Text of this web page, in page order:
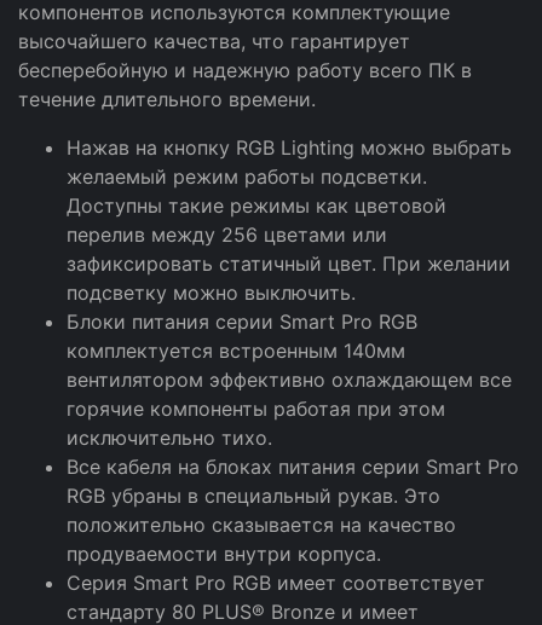
компонентов используются комплектующие
высочайшего качества, что гарантирует
бесперебойную и надежную работу всего ПК в
течение длительного времени.
Нажав на кнопку RGB Lighting можно выбрать
желаемый режим работы подсветки.
Доступны такие режимы как цветовой
перелив между 256 цветами или
зафиксировать статичный цвет. При желании
подсветку можно выключить.
Блоки питания серии Smart Pro RGB
комплектуется встроенным 140мм
вентилятором эффективно охлаждающем все
горячие компоненты работая при этом
исключительно тихо.
Все кабеля на блоках питания серии Smart Pro
RGB убраны в специальный рукав. Это
положительно сказывается на качество
продуваемости внутри корпуса.
Серия Smart Pro RGB имеет соответствует
стандарту 80 PLUS® Bronze и имеет